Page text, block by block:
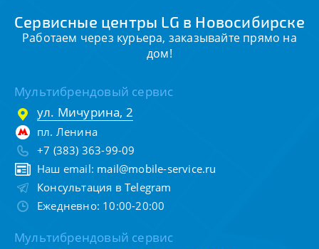
Сервисные центры LG в Новосибирске
Работаем через курьера, заказывайте прямо на
дом!
Мультибрендовый сервис
ул. Мичурина, 2
пл. Ленина
+7 (383) 363-99-09
Наш email: mail@mobile-service.ru
Консультация в Telegram
Ежедневно: 10:00-20:00
Мультибрендовый сервис